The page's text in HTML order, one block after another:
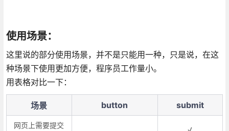
使用场景：
这里说的部分使用场景，并不是只能用一种，只是说，在这
种场景下使用更加方便，程序员工作量小。
用表格对比一下：
场景 button submit
网页上需要提交